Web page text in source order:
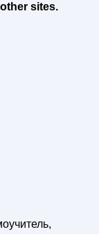
sites.